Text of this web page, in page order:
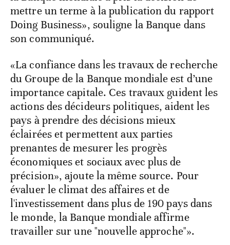
mettre un terme à la publication du rapport
Doing Business», souligne la Banque dans
son communiqué.
«La confiance dans les travaux de recherche
du Groupe de la Banque mondiale est d’une
importance capitale. Ces travaux guident les
actions des décideurs politiques, aident les
pays à prendre des décisions mieux
éclairées et permettent aux parties
prenantes de mesurer les progrès
économiques et sociaux avec plus de
précision», ajoute la même source. Pour
évaluer le climat des affaires et de
l'investissement dans plus de 190 pays dans
le monde, la Banque mondiale affirme
travailler sur une "nouvelle approche"».